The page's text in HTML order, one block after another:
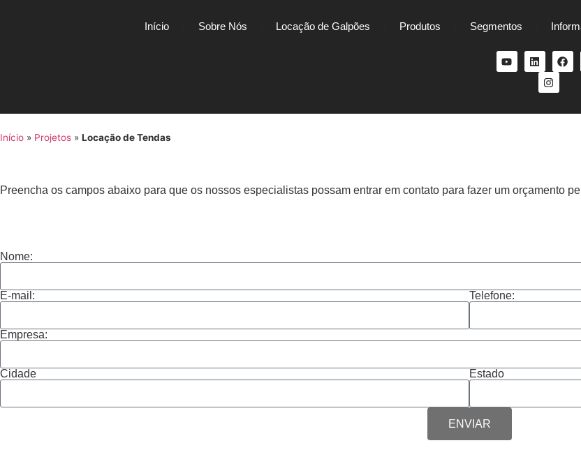
Início Sobre Nós Locação de Galpões Produtos Segmentos
Início » Projetos » Locação de Tendas
Preencha os campos abaixo para que os nossos especialistas possam entrar em contato para fazer um orçamento
Nome:
E-mail: Telefone:
Empresa:
Cidade Estado
ENVIAR